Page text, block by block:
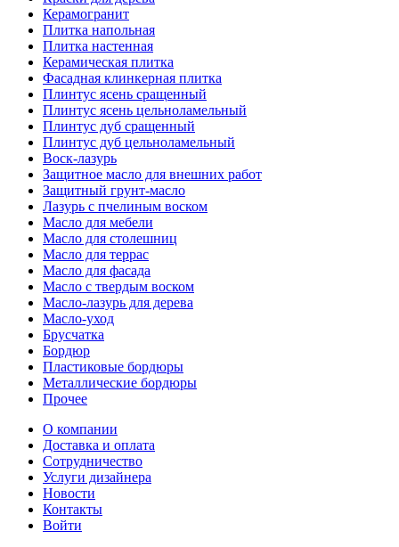
Керамогранит
Плитка напольная
Плитка настенная
Керамическая плитка
Фасадная клинкерная плитка
Плинтус ясень сращенный
Плинтус ясень цельноламельный
Плинтус дуб сращенный
Плинтус дуб цельноламельный
Воск-лазурь
Защитное масло для внешних работ
Защитный грунт-масло
Лазурь с пчелиным воском
Масло для мебели
Масло для столешниц
Масло для террас
Масло для фасада
Масло с твердым воском
Масло-лазурь для дерева
Масло-уход
Брусчатка
Бордюр
Пластиковые бордюры
Металлические бордюры
Прочее
О компании
Доставка и оплата
Сотрудничество
Услуги дизайнера
Новости
Контакты
Войти